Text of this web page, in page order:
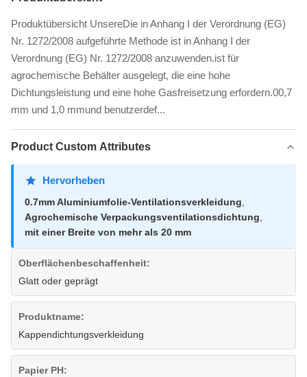
Produktübersicht UnsereDie in Anhang I der Verordnung (EG)
Nr. 1272/2008 aufgeführte Methode ist in Anhang I der
Verordnung (EG) Nr. 1272/2008 anzuwenden.ist für
agrochemische Behälter ausgelegt, die eine hohe
Dichtungsleistung und eine hohe Gasfreisetzung erfordern.00,7
mm und 1,0 mmund benutzerdef...
Product Custom Attributes
Hervorheben
0.7mm Aluminiumfolie-Ventilationsverkleidung,
Agrochemische Verpackungsventilationsdichtung,
mit einer Breite von mehr als 20 mm
Oberflächenbeschaffenheit:
Glatt oder geprägt
Produktname:
Kappendichtungsverkleidung
Papier PH: